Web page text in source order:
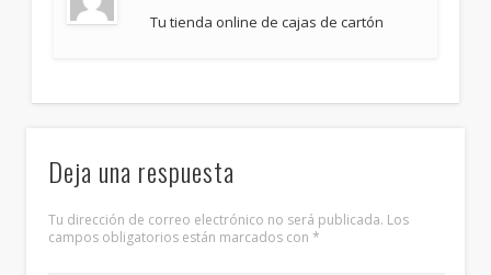
Tu tienda online de cajas de cartón
Deja una respuesta
Tu dirección de correo electrónico no será publicada. Los
campos obligatorios están marcados con*